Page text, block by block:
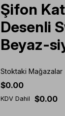
Şifon
Desenli
Beyaz-
Stoktaki Mağazalar
$0.00
KDV Dahil $0.00